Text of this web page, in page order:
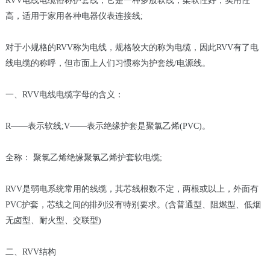
高，适用于家用各种电器仪表连接线;
对于小规格的RVV称为电线，规格较大的称为电缆，因此RVV有了电
线电缆的称呼，但市面上人们习惯称为护套线/电源线。
一、RVV电线电缆字母的含义：
R——表示软线;V——表示绝缘护套是聚氯乙烯(PVC)。
全称： 聚氯乙烯绝缘聚氯乙烯护套软电缆;
RVV是弱电系统常用的线缆，其芯线根数不定，两根或以上，外面有
PVC护套，芯线之间的排列没有特别要求。(含普通型、阻燃型、低烟
无卤型、耐火型、交联型)
二、RVV结构